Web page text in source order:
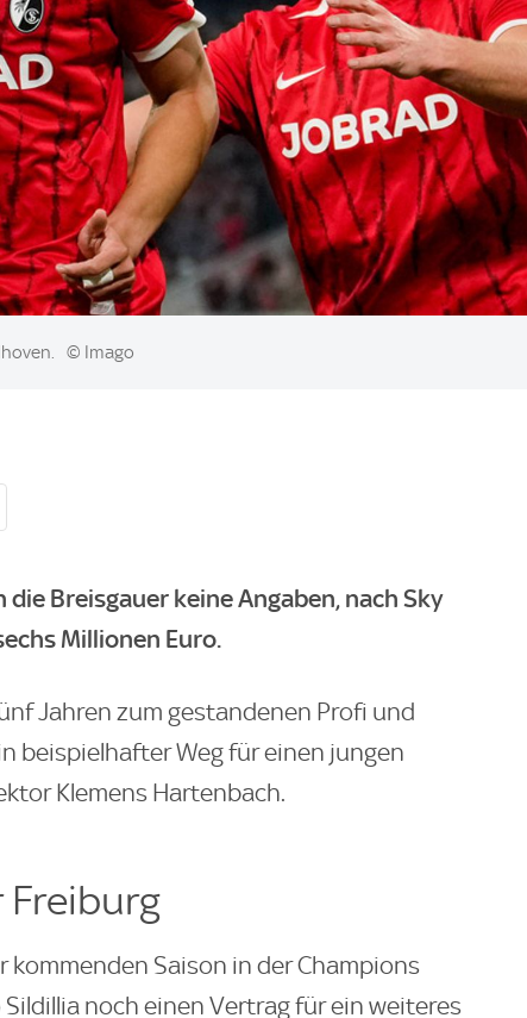
© Imago
Breisgauer keine Angaben, nach Sky
Millionen Euro.
Jahren zum gestandenen Profi und
beispielhafter Weg für einen jungen
Klemens Hartenbach.
Freiburg
kommenden Saison in der Champions
Sildillia noch einen Vertrag für ein weiteres